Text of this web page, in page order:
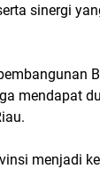
sinergi
mendapat
menjadi